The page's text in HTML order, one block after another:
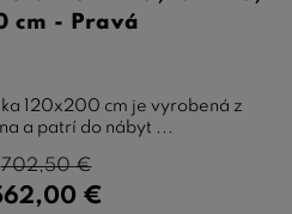
cm - Pravá
120x200 cm je vyrobená z
a patrí do nábyt ...
€
702,50€